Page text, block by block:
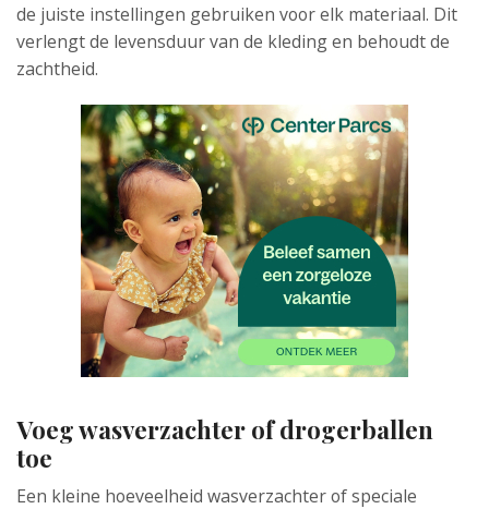
de juiste instellingen gebruiken voor elk materiaal. Dit
verlengt de levensduur van de kleding en behoudt de
zachtheid.
Voeg wasverzachter of drogerballen
toe
Een kleine hoeveelheid wasverzachter of speciale